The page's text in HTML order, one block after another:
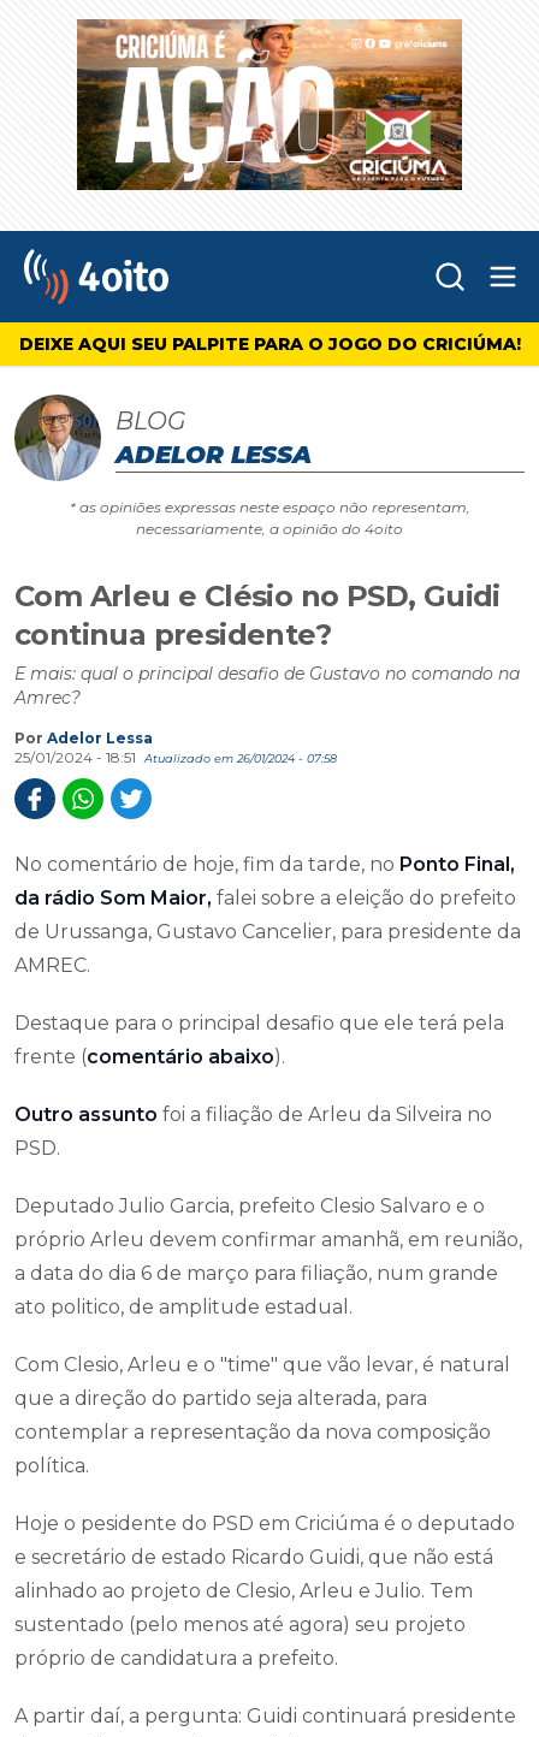
4oito
DEIXE AQUI SEU PALPITE PARA O JOGO DO CRICIÚMA!
BLOG
ADELOR LESSA
* as opiniões expressas neste espaço não representam,
necessariamente, a opinião do 4oito
Com Arleu e Clésio no PSD, Guidi
continua presidente?
E mais: qual o principal desafio de Gustavo no comando na
Amrec?
Por Adelor Lessa
25/01/2024 - 18:51
Atualizado em 26/01/2024 - 07:58
No comentário de hoje, fim da tarde, no Ponto Final,
da rádio Som Maior, falei sobre a eleição do prefeito
de Urussanga, Gustavo Cancelier, para presidente da
AMREC.
Destaque para o principal desafio que ele terá pela
frente (comentário abaixo).
Outro assunto foi a filiação de Arleu da Silveira no
PSD.
Deputado Julio Garcia, prefeito Clesio Salvaro e o
próprio Arleu devem confirmar amanhã, em reunião,
a data do dia 6 de março para filiação, num grande
ato politico, de amplitude estadual.
Com Clesio, Arleu e o "time" que vão levar, é natural
que a direção do partido seja alterada, para
contemplar a representação da nova composição
política.
Hoje o pesidente do PSD em Criciúma é o deputado
e secretário de estado Ricardo Guidi, que não está
alinhado ao projeto de Clesio, Arleu e Julio. Tem
sustentado (pelo menos até agora) seu projeto
próprio de candidatura a prefeito.
A partir daí, a pergunta: Guidi continuará presidente